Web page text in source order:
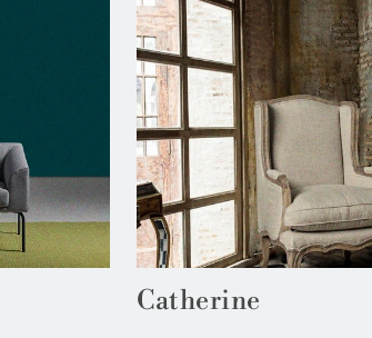
Catherine